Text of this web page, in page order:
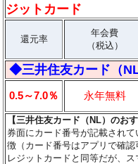
ジットカード
還元率
年会費
（税込）
◆三井住友カード（NL
0.5～7.0％ 永年無料
【三井住友カード（NL）のお
券面にカード番号が記載され
徴（カード番号はアプリで確
レジットカードと同等だが、